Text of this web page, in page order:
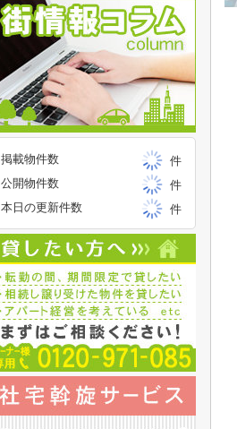
掲載物件数
件
公開物件数
件
本日の更新件数
件